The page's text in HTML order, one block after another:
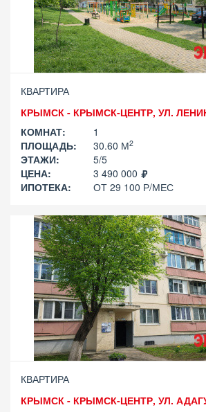
КВАРТИРА
КРЫМСК - КРЫМСК-ЦЕНТР, УЛ.
КОМНАТ:
1
ПЛОЩАДЬ:
30.60 М2
ЭТАЖИ:
5/5
ЦЕНА:
3 490 000
ИПОТЕКА:
ОТ 29 100 Р/МЕС
КВАРТИРА
КРЫМСК - КРЫМСК-ЦЕНТР, УЛ.